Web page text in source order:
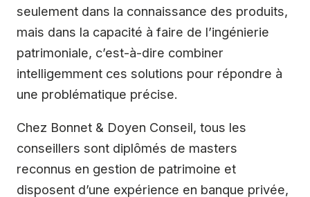
seulement dans la connaissance des produits,
mais dans la capacité à faire de l’ingénierie
patrimoniale, c’est-à-dire combiner
intelligemment ces solutions pour répondre à
une problématique précise.
Chez Bonnet & Doyen Conseil, tous les
conseillers sont diplômés de masters
reconnus en gestion de patrimoine et
disposent d’une expérience en banque privée,